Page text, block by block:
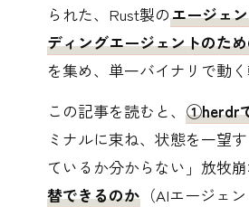
られた、Rust製のエージェ
ディングエージェントのた
を集め、単一バイナリで動
この記事を読むと、 ①herdr
ミナルに束ね、状態を一望す
ているか分からない」放牧
替できるのか （AIエージェ